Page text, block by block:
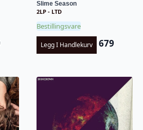
Slime Season
2LP - LTD
Bestillingsvare
Legg I Handlekurv 679